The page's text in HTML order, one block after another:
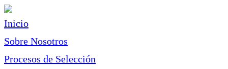
Inicio
Sobre Nosotros
Procesos de Selección